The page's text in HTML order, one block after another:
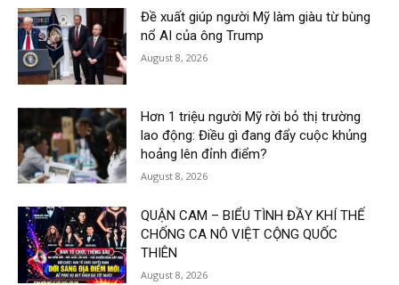
Đề xuất giúp người Mỹ làm giàu từ bùng
nổ AI của ông Trump
August 8, 2026
Hơn 1 triệu người Mỹ rời bỏ thị trường
lao động: Điều gì đang đẩy cuộc khủng
hoảng lên đỉnh điểm?
August 8, 2026
QUẬN CAM – BIỂU TÌNH ĐẦY KHÍ THẾ
CHỐNG CA NÔ VIỆT CỘNG QUỐC
THIÊN
August 8, 2026